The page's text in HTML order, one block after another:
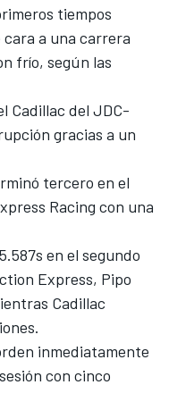
tiempos
a una carrera
frío, según las
Cadillac del JDC-
gracias a un
tercero en el
Racing con una
en el segundo
Express, Pipo
Cadillac
inmediatamente
con cinco